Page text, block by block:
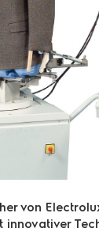
von
innovativer